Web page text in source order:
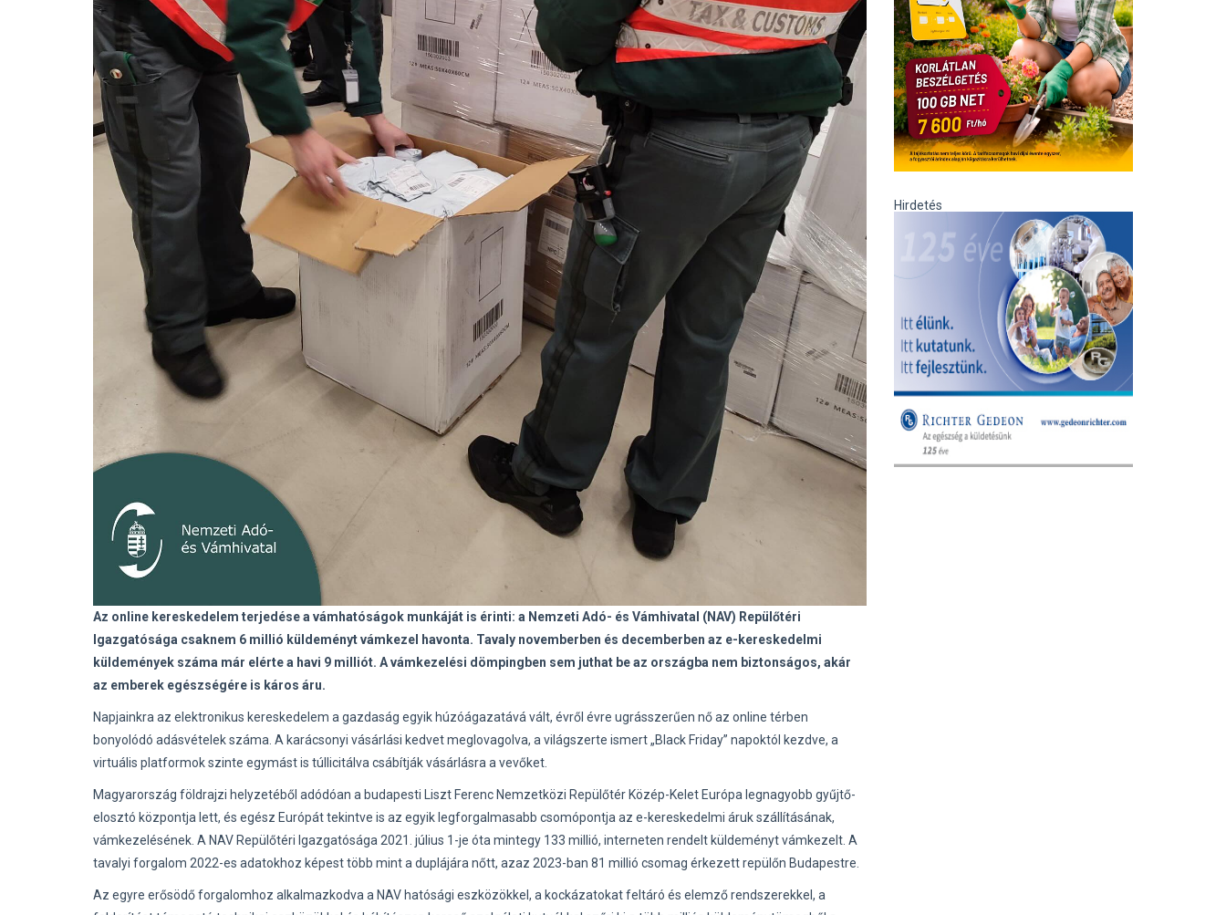
Az online kereskedelem terjedése a vámhatóságok munkáját is érinti: a Nemzeti Adó- és Vámhivatal (NAV) Repülőtéri
Igazgatósága csaknem 6 millió küldeményt vámkezel havonta. Tavaly novemberben és decemberben az e-kereskedelmi
küldemények száma már elérte a havi 9 milliót. A vámkezelési dömpingben sem juthat be az országba nem biztonságos, akár
az emberek egészségére is káros áru.
Napjainkra az elektronikus kereskedelem a gazdaság egyik húzóágazatává vált, évről évre ugrásszerűen nő az online térben
bonyolódó adásvételek száma. A karácsonyi vásárlási kedvet meglovagolva, a világszerte ismert „Black Friday” napoktól kezdve, a
virtuális platformok szinte egymást is túllicitálva csábítják vásárlásra a vevőket.
Magyarország földrajzi helyzetéből adódóan a budapesti Liszt Ferenc Nemzetközi Repülőtér Közép-Kelet Európa legnagyobb gyűjtő-
elosztó központja lett, és egész Európát tekintve is az egyik legforgalmasabb csomópontja az e-kereskedelmi áruk szállításának,
vámkezelésének. A NAV Repülőtéri Igazgatósága 2021. július 1-je óta mintegy 133 millió, interneten rendelt küldeményt vámkezelt. A
tavalyi forgalom 2022-es adatokhoz képest több mint a duplájára nőtt, azaz 2023-ban 81 millió csomag érkezett repülőn Budapestre.
Az egyre erősödő forgalomhoz alkalmazkodva a NAV hatósági eszközökkel, a kockázatokat feltáró és elemző rendszerekkel, a
Hirdetés